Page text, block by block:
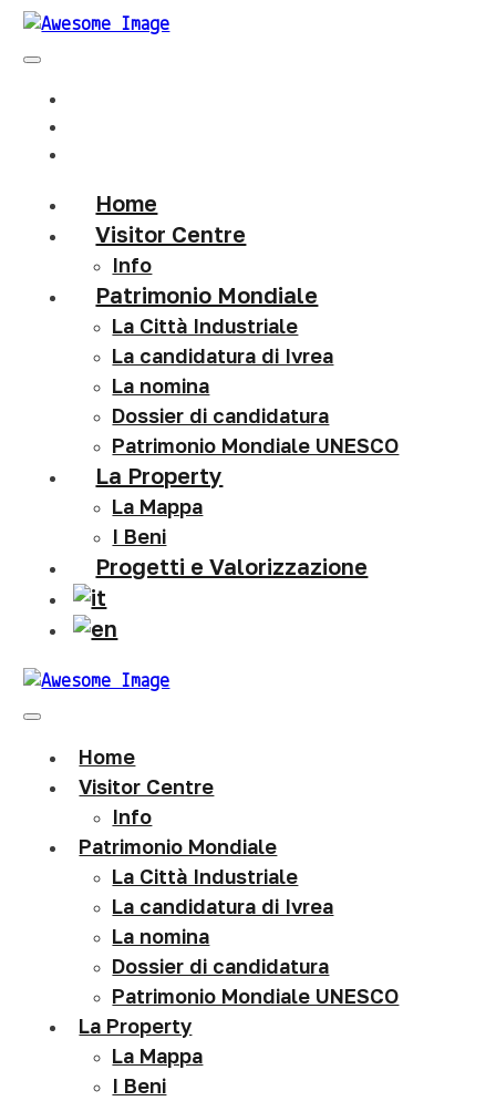
Home
Visitor Centre
Info
Patrimonio Mondiale
La Città Industriale
La candidatura di Ivrea
La nomina
Dossier di candidatura
Patrimonio Mondiale UNESCO
La Property
La Mappa
I Beni
Progetti e Valorizzazione
Home
Visitor Centre
Info
Patrimonio Mondiale
La Città Industriale
La candidatura di Ivrea
La nomina
Dossier di candidatura
Patrimonio Mondiale UNESCO
La Property
La Mappa
I Beni